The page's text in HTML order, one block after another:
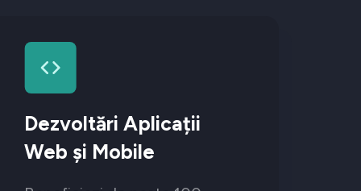
Dezvoltări Aplicații
Web și Mobile